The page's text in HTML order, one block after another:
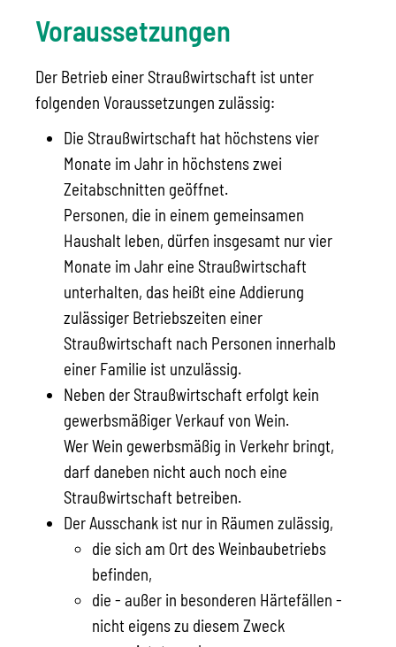
Voraussetzungen
Der Betrieb einer Straußwirtschaft ist unter
folgenden Voraussetzungen zulässig:
Die Straußwirtschaft hat höchstens vier
Monate im Jahr in höchstens zwei
Zeitabschnitten geöffnet.
Personen, die in einem gemeinsamen
Haushalt leben, dürfen insgesamt nur vier
Monate im Jahr eine Straußwirtschaft
unterhalten, das heißt eine Addierung
zulässiger Betriebszeiten einer
Straußwirtschaft nach Personen innerhalb
einer Familie ist unzulässig.
Neben der Straußwirtschaft erfolgt kein
gewerbsmäßiger Verkauf von Wein.
Wer Wein gewerbsmäßig in Verkehr bringt,
darf daneben nicht auch noch eine
Straußwirtschaft betreiben.
Der Ausschank ist nur in Räumen zulässig,
die sich am Ort des Weinbaubetriebs
befinden,
die - außer in besonderen Härtefällen -
nicht eigens zu diesem Zweck